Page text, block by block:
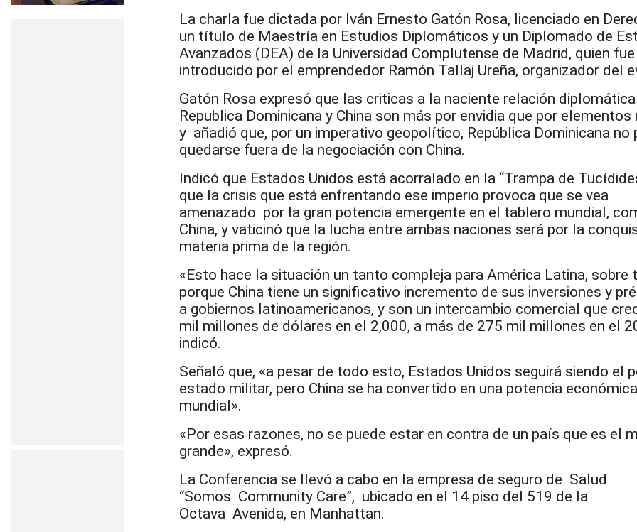
La charla fue dictada por Iván Ernesto Gatón Rosa, licenciado en
un título de Maestría en Estudios Diplomáticos y un Diplomado de
Avanzados (DEA) de la Universidad Complutense de Madrid, quien fue
introducido por el emprendedor Ramón Tallaj Ureña, organizador del
Gatón Rosa expresó que las criticas a la naciente relación
Republica Dominicana y China son más por envidia que por
y añadió que, por un imperativo geopolítico, República Dominicana no
quedarse fuera de la negociación con China.
Indicó que Estados Unidos está acorralado en la “Trampa de
que la crisis que está enfrentando ese imperio provoca que se vea
amenazado por la gran potencia emergente en el tablero mundial,
China, y vaticinó que la lucha entre ambas naciones será por la
materia prima de la región.
«Esto hace la situación un tanto compleja para América Latina, sobre
porque China tiene un significativo incremento de sus inversiones y
a gobiernos latinoamericanos, y son un intercambio comercial que
mil millones de dólares en el 2,000, a más de 275 mil millones en el
indicó.
Señaló que, «a pesar de todo esto, Estados Unidos seguirá siendo el
estado militar, pero China se ha convertido en una potencia económica
mundial».
«Por esas razones, no se puede estar en contra de un país que es el
grande», expresó.
La Conferencia se llevó a cabo en la empresa de seguro de Salud
“Somos Community Care”, ubicado en el 14 piso del 519 de la
Octava Avenida, en Manhattan.